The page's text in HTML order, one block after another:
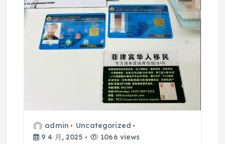
admin
Uncategorized
9 4 月, 2025
1066 views